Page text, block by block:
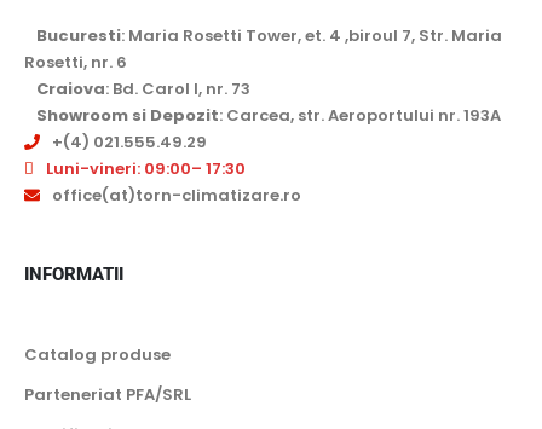
Bucuresti: Maria Rosetti Tower, et. 4 ,biroul 7, Str. Maria
Rosetti, nr. 6
Craiova: Bd. Carol I, nr. 73
Showroom si Depozit: Carcea, str. Aeroportului nr. 193A
+(4) 021.555.49.29
Luni-vineri: 09:00– 17:30
office(at)torn-climatizare.ro
INFORMATII
Catalog produse
Parteneriat PFA/SRL